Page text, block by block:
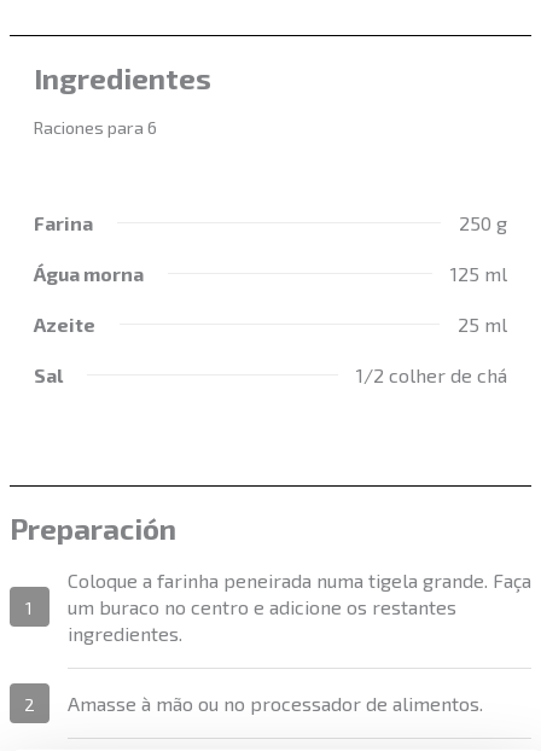
Ingredientes
Raciones para 6
Farina 250 g
Água morna 125 ml
Azeite 25 ml
Sal 1/2 colher de chá
Preparación
1
Coloque a farinha peneirada numa tigela grande. Faça
um buraco no centro e adicione os restantes
ingredientes.
2 Amasse à mão ou no processador de alimentos.